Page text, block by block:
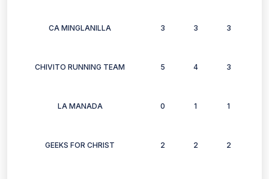
CA MINGLANILLA 3 3 3
CHIVITO RUNNING TEAM 5 4 3
LA MANADA 0 1 1
GEEKS FOR CHRIST 2 2 2